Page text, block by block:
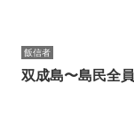
飯信者
双成島〜島民全